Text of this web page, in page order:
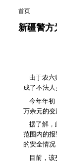
首页
新疆警方
由于农六
成了不法
今年年初
万余元的变
据了解，
范围内的
的安全情况
目前，该